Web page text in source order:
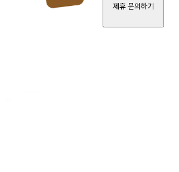
제휴 문의하기